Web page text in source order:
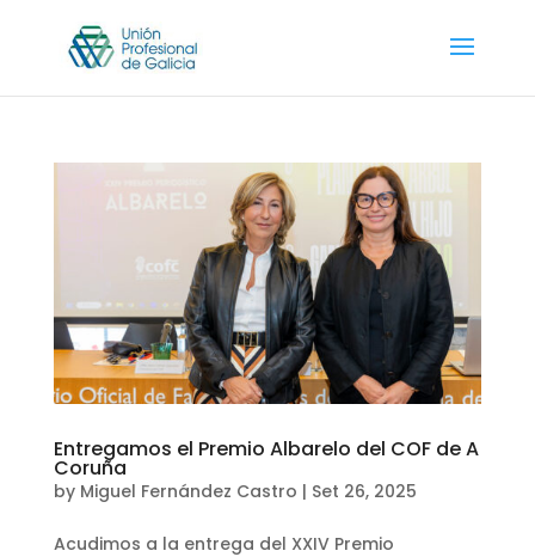
Entregamos el Premio Albarelo del COF de A
Coruña
by Miguel Fernández Castro | Set 26, 2025
Acudimos a la entrega del XXIV Premio